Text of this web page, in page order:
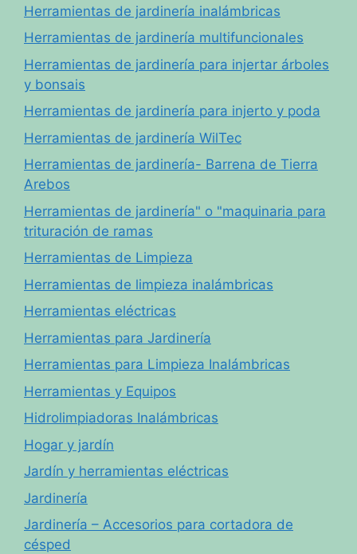
Herramientas de jardinería inalámbricas
Herramientas de jardinería multifuncionales
Herramientas de jardinería para injertar árboles
y bonsais
Herramientas de jardinería para injerto y poda
Herramientas de jardinería WilTec
Herramientas de jardinería- Barrena de Tierra
Arebos
Herramientas de jardinería" o "maquinaria para
trituración de ramas
Herramientas de Limpieza
Herramientas de limpieza inalámbricas
Herramientas eléctricas
Herramientas para Jardinería
Herramientas para Limpieza Inalámbricas
Herramientas y Equipos
Hidrolimpiadoras Inalámbricas
Hogar y jardín
Jardín y herramientas eléctricas
Jardinería
Jardinería – Accesorios para cortadora de
césped